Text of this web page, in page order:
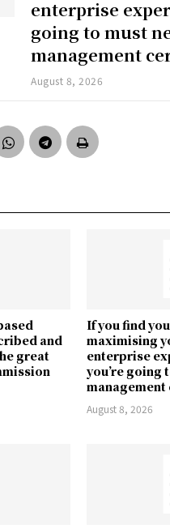
enterprise
going to must
management
August 8, 2026
and
great
If you find
maximising
enterprise
you’re going
August 8, 2026